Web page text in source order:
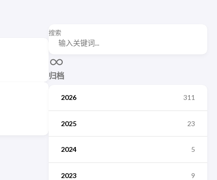
搜索
归档
2026 311
2025 23
2024 5
2023 9